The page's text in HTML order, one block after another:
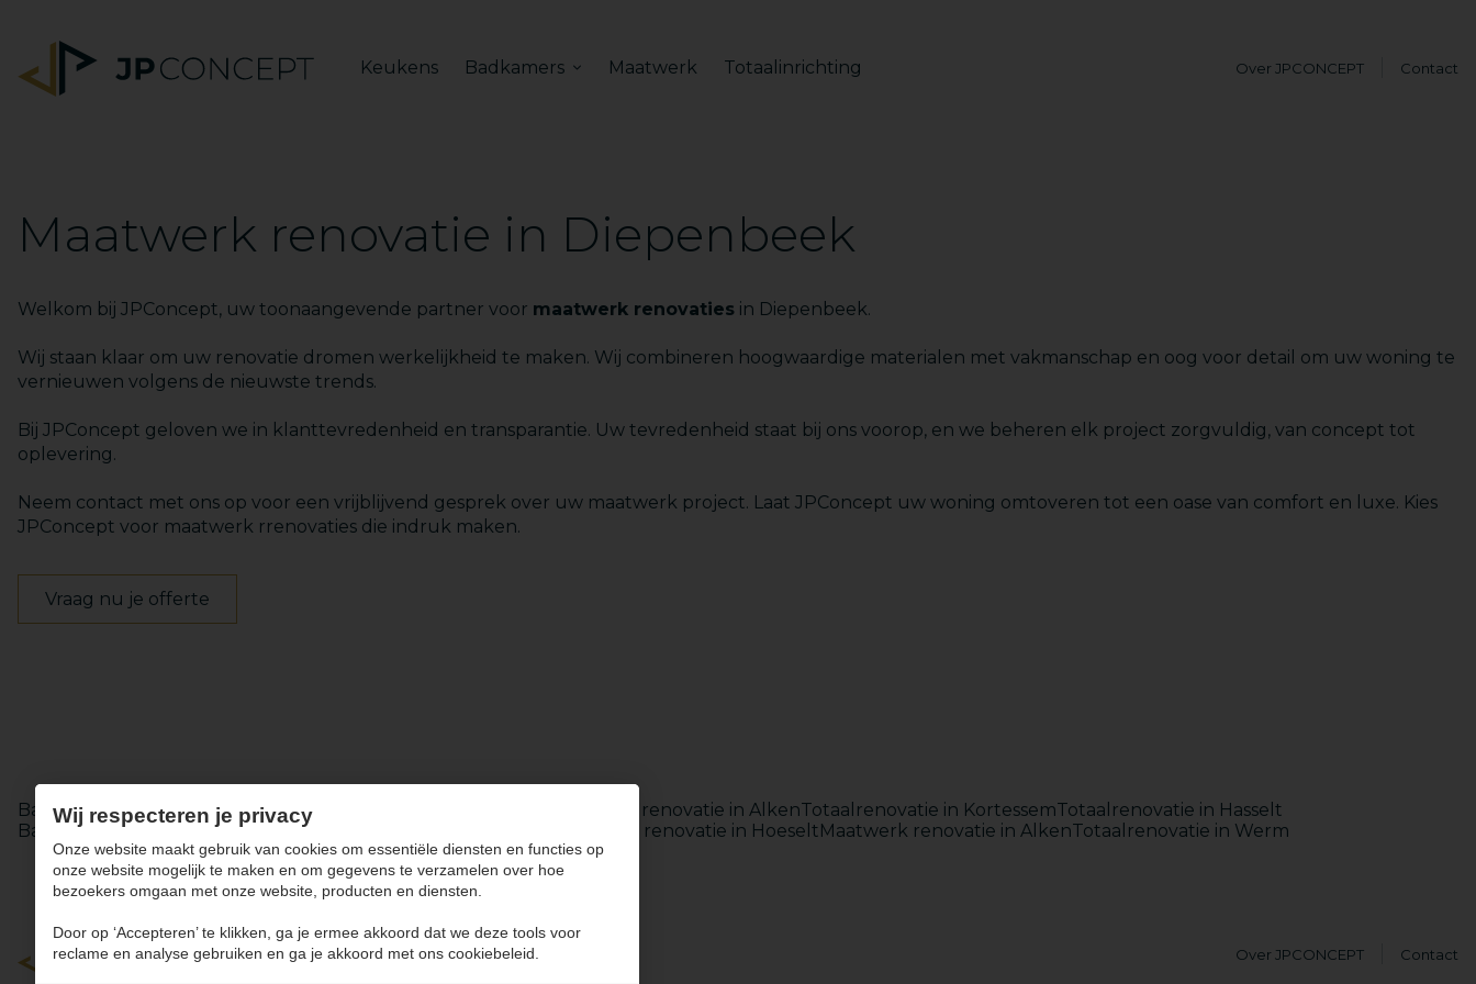
Keukens Badkamers Maatwerk Totaalinrichting Over JPCONCEPT Contact
Maatwerk renovatie in Diepenbeek
Welkom bij JPConcept, uw toonaangevende partner voor maatwerk renovaties in Diepenbeek.
Wij staan klaar om uw renovatie dromen werkelijkheid te maken. Wij combineren hoogwaardige materialen met vakmanschap en oog voor detail om uw woning te
vernieuwen volgens de nieuwste trends.
Bij JPConcept geloven we in klanttevredenheid en transparantie. Uw tevredenheid staat bij ons voorop, en we beheren elk project zorgvuldig, van concept tot
oplevering.
Neem contact met ons op voor een vrijblijvend gesprek over uw maatwerk project. Laat JPConcept uw woning omtoveren tot een oase van comfort en luxe. Kies
JPConcept voor maatwerk rrenovaties die indruk maken.
Vraag nu je offerte
Badkamer renovatie in WermBadkamer renovatie in Hasselt Badkamer renovatie in AlkenTotaalrenovatie in KortessemTotaalrenovatie in Hasselt
Badkamer renovatie in Sint-Truiden
Badkamer renovatie in HoeseltMaatwerk renovatie in AlkenTotaalrenovatie in Werm
KeukensBadkamersMaatwerkTotaalinrichting Over JPCONCEPT Contact
Wij respecteren je privacy
Onze website maakt gebruik van cookies om essentiële diensten en functies op
onze website mogelijk te maken en om gegevens te verzamelen over hoe
bezoekers omgaan met onze website, producten en diensten.
Door op ‘Accepteren’ te klikken, ga je ermee akkoord dat we deze tools voor
reclame en analyse gebruiken en ga je akkoord met ons cookiebeleid.